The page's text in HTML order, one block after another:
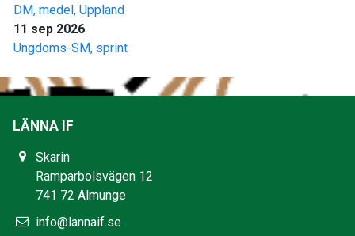
DM, medel, Uppland
11 sep 2026
Ungdoms-SM, sprint
LÄNNA IF
Skarin
Ramparbolsvägen 12
741 72 Almunge
info@lannaif.se